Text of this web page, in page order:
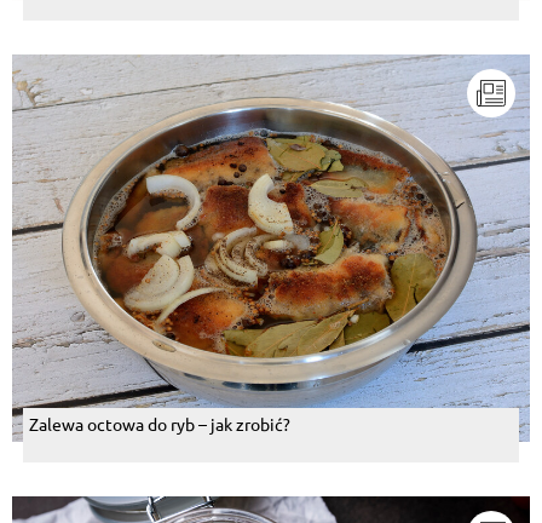
Zalewa octowa do ryb – jak zrobić?